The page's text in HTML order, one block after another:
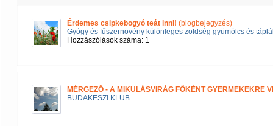
Érdemes csipkebogyó teát inni! (blogbejegyzés)
Gyógy és fűszernövény különleges zöldség gyümölcs és
Hozzászólások száma: 1
MÉRGEZŐ - A MIKULÁSVIRÁG FŐKÉNT GYERMEKEKRE
BUDAKESZI KLUB